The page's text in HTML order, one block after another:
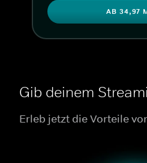
AB 34,97
Gib deinem
Erleb jetzt die Vorteile